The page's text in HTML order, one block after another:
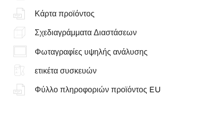
Κάρτα προϊόντος
Σχεδιαγράμματα Διαστάσεων
Φωταγραφίες υψηλής ανάλυσης
ετικέτα συσκευών
Φύλλο πληροφοριών προϊόντος EU